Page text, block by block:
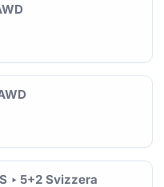
‣ 5+2 Svizzera